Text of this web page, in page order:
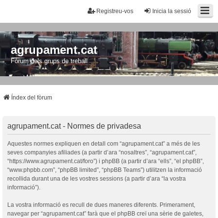
Inicia la sessió
Registreu-vos
agrupament.cat
Fòrum dels grups de treball
Índex del fòrum
agrupament.cat - Normes de privadesa
Aquestes normes expliquen en detall com “agrupament.cat” a més de les
seves companyies afiliades (a partir d’ara “nosaltres”, “agrupament.cat”,
“https://www.agrupament.cat/foro”) i phpBB (a partir d’ara “ells”, “el phpBB”,
“www.phpbb.com”, “phpBB limited”, “phpBB Teams”) utilitzen la informació
recollida durant una de les vostres sessions (a partir d’ara “la vostra
informació”).
La vostra informació es recull de dues maneres diferents. Primerament,
navegar per “agrupament.cat” farà que el phpBB creï una sèrie de galetes,